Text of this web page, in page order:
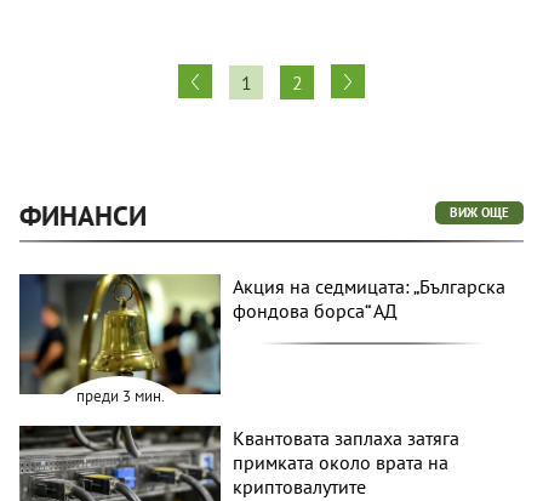
1 2
ФИНАНСИ ВИЖ ОЩЕ
преди 3 мин.
Акция на седмицата: „Българска
фондова борса“ АД
Квантовата заплаха затяга
примката около врата на
криптовалутите